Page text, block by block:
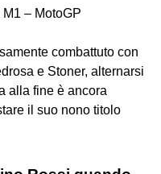
– MotoGP
combattuto con
e Stoner, alternarsi
alla fine è ancora
il suo nono titolo